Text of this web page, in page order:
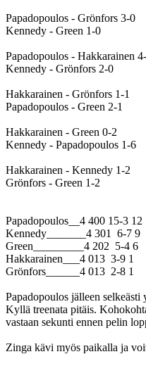
Papadopoulos - Grönfors 3-0
Kennedy - Green 1-0
Papadopoulos - Hakkarainen
Kennedy - Grönfors 2-0
Hakkarainen - Grönfors 1-1
Papadopoulos - Green 2-1
Hakkarainen - Green 0-2
Kennedy - Papadopoulos 1-6
Hakkarainen - Kennedy 1-2
Grönfors - Green 1-2
Papadopoulos__4 400 15-3 12
Kennedy_______4 301 6-7 9
Green_________4 202 5-4 6
Hakkarainen___4 013 3-9 1
Grönfors______4 013 2-8 1
Papadopoulos jälleen
Kyllä treenata pitäis.
vastaan sekunti ennen pelin
Zinga kävi myös paikalla ja